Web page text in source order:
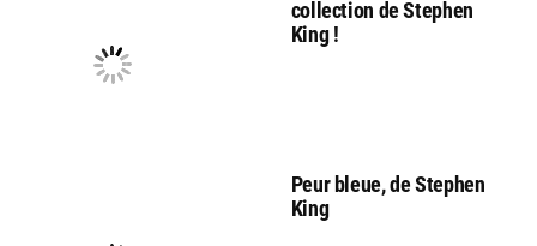
collection de Stephen
King !
Peur bleue, de Stephen
King